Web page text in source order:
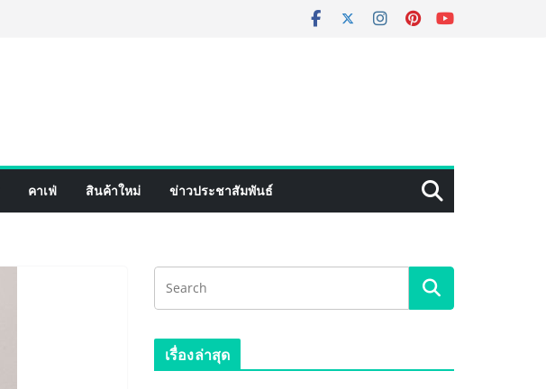
คาเฟ่ สินค้าใหม่ ข่าวประชาสัมพันธ์
เรื่องล่าสุด